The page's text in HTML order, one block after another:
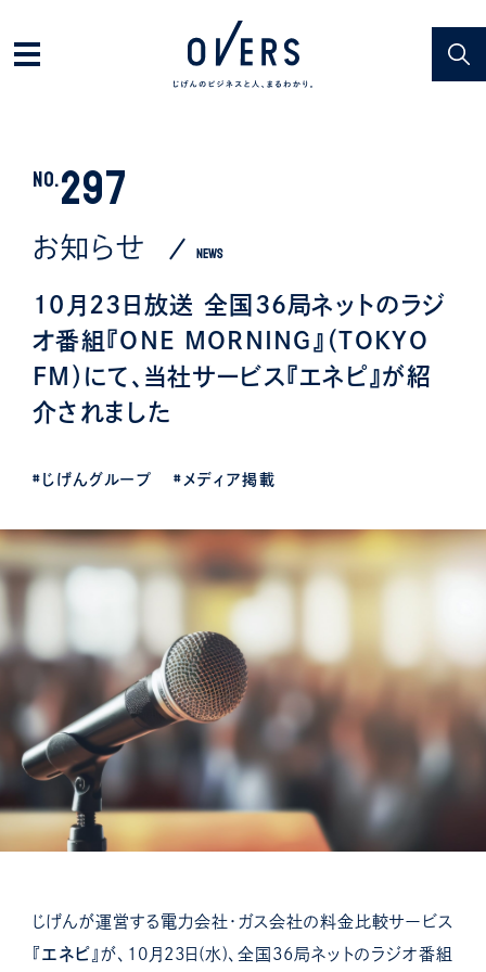
NO.297
お知らせ NEWS
10月23日放送 全国36局ネットのラジ
オ番組『ONE MORNING』（TOKYO
FM）にて、当社サービス『エネピ』が紹
介されました
#じげんグループ #メディア掲載
じげんが運営する電力会社・ガス会社の料金比較サービス
『 エネピ 』が、10月23日(水)、全国36局ネットのラジオ番組